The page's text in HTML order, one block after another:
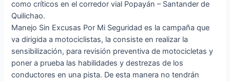
como críticos en el corredor vial Popayán – Santander de
Quilichao.
Manejo Sin Excusas Por Mi Seguridad es la campaña que
va dirigida a motociclistas, la consiste en realizar la
sensibilización, para revisión preventiva de motocicletas y
poner a prueba las habilidades y destrezas de los
conductores en una pista. De esta manera no tendrán